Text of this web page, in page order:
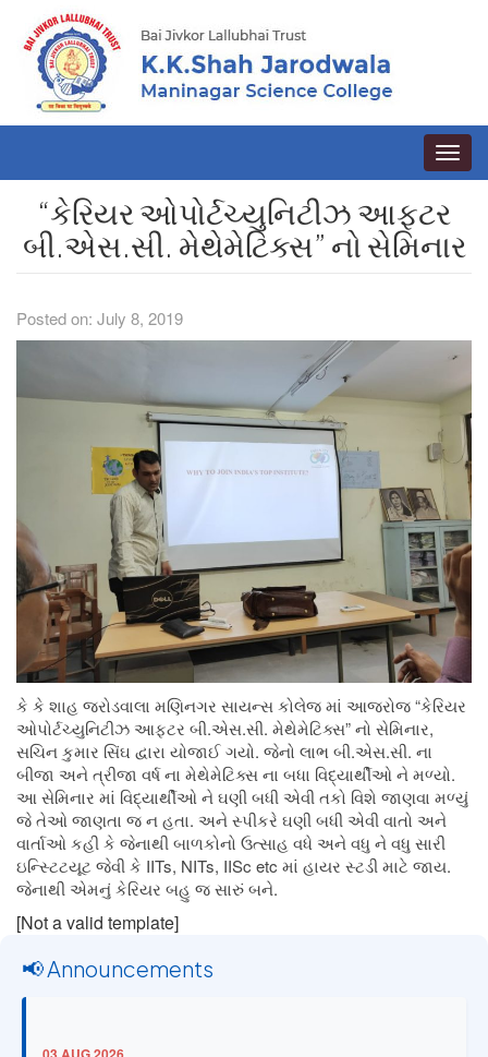
Toggle
“કેરિયર ઓપોર્ટચ્યુનિટીઝ આફ્ટર
બી.એસ.સી. મેથેમેટિક્સ” નો સેમિનાર
Posted on: July 8, 2019
કે કે શાહ જરોડવાલા મણિનગર સાયન્સ કોલેજ માં આજરોજ “કેરિયર
ઓપોર્ટચ્યુનિટીઝ આફ્ટર બી.એસ.સી. મેથેમેટિક્સ” નો સેમિનાર,
સચિન કુમાર સિંઘ દ્વારા યોજાઈ ગયો. જેનો લાભ બી.એસ.સી. ના
બીજા અને ત્રીજા વર્ષ ના મેથેમેટિક્સ ના બધા વિદ્યાર્થીઓ ને મળ્યો.
આ સેમિનાર માં વિદ્યાર્થીઓ ને ઘણી બધી એવી તકો વિશે જાણવા મળ્યું
જે તેઓ જાણતા જ ન હતા. અને સ્પીકરે ઘણી બધી એવી વાતો અને
વાર્તાઓ કહી કે જેનાથી બાળકોનો ઉત્સાહ વધે અને વધુ ને વધુ સારી
ઇન્સ્ટિટયૂટ જેવી કે IITs, NITs, IISc etc માં હાયર સ્ટડી માટે જાય.
જેનાથી એમનું કેરિયર બહુ જ સારું બને.
[Not a valid template]
📢 Announcements